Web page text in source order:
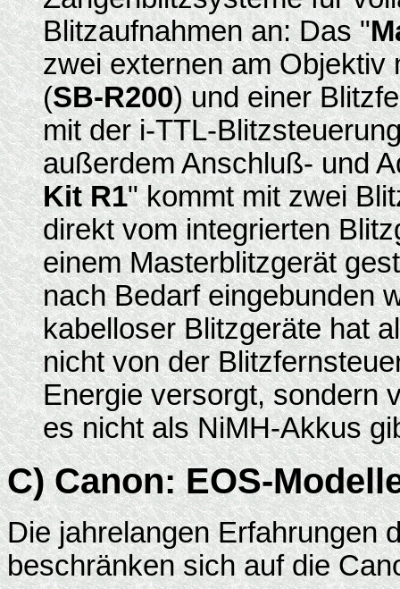
Blitzaufnahmen an: Das "
zwei externen am Objektiv
(SB-R200) und einer
mit der i-TTL-
außerdem Anschluß- und
Kit R1" kommt mit zwei
direkt vom integrierten
einem Masterblitzgerät
nach Bedarf eingebunden
kabelloser Blitzgeräte hat
nicht von der
Energie versorgt, sondern
es nicht als NiMH-Akkus
C) Canon: EOS-
Die jahrelangen Erfahrungen
beschränken sich auf die